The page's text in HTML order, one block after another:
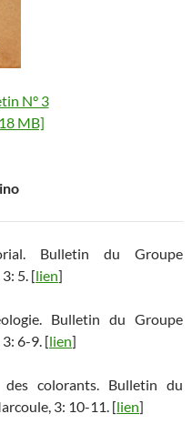
N° 3
MB]
Bulletin du Groupe
5. [lien]
Bulletin du Groupe
6-9. [lien]
des colorants. Bulletin du
3: 10-11. [lien]